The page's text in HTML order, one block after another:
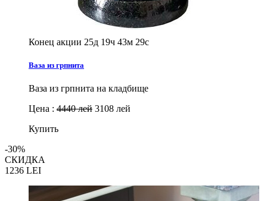
Конец акции 25д 19ч 43м 27с
Ваза из грпнита
Ваза из грпнита на кладбище
Цена : 4440 лей 3108 лей
Купить
-30%
СКИДКА
1236 LEI